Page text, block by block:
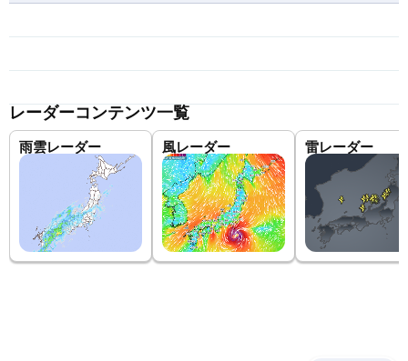
レーダーコンテンツ一覧
雨雲レーダー 風レーダー 雷レーダー